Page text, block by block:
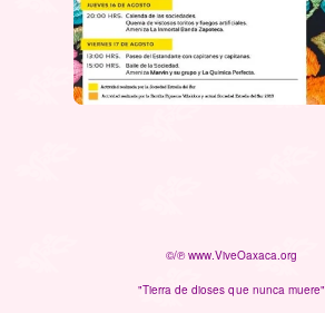
©/℗ www.ViveOaxaca.org
"Tierra de dioses que nunca muere"